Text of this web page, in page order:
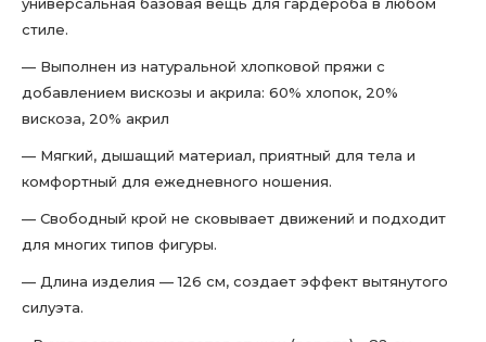
стиле.
— Выполнен из натуральной хлопковой пряжи с
добавлением вискозы и акрила: 60% хлопок, 20%
вискоза, 20% акрил
— Мягкий, дышащий материал, приятный для тела и
комфортный для ежедневного ношения.
— Свободный крой не сковывает движений и подходит
для многих типов фигуры.
— Длина изделия — 126 см, создает эффект вытянутого
силуэта.